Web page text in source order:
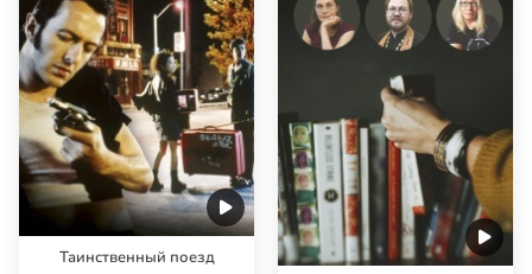
Таинственный поезд